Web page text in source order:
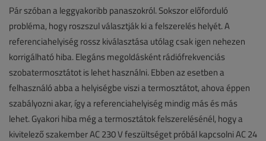
Pár szóban a leggyakoribb panaszokról. Sokszor előforduló
probléma, hogy roszszul választják ki a felszerelés helyét. A
referenciahelyiség rossz kiválasztása utólag csak igen nehezen
korrigálható hiba. Elegáns megoldásként rádiófrekvenciás
szobatermosztátot is lehet használni. Ebben az esetben a
felhasználó abba a helyiségbe viszi a termosztátot, ahova éppen
szabályozni akar, így a referenciahelyiség mindig más és más
lehet. Gyakori hiba még a termosztátok felszerelésénél, hogy a
kivitelező szakember AC 230 V feszültséget próbál kapcsolni AC 24